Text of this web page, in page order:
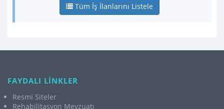
Tüm İş İlanlarını Listele
FAYDALI LİNKLER
Resmi Siteler
Rehabilitasyon Mevzuatı